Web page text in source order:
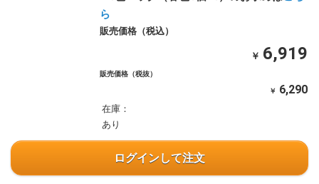
ら
販売価格（税込）
￥ 6,919
販売価格（税抜）
￥ 6,290
在庫：
あり
ログインして注文